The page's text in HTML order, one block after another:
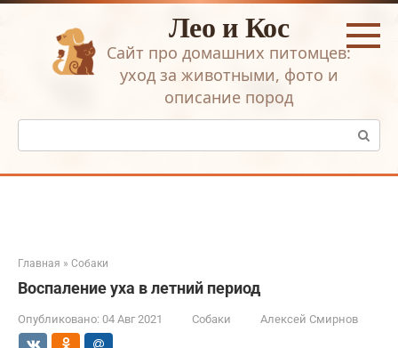
Перейти
Лео и Кос
Сайт про домашних питомцев:
уход за животными, фото и
описание пород
Поиск:
Главная » Собаки
Воспаление уха в летний период
Опубликовано: 04 Авг 2021 Собаки Алексей Смирнов